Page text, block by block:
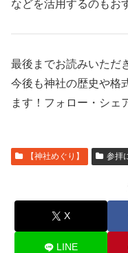
などを活用するのもお
最後までお読みいただ
今後も神社の歴史や格
ます！フォロー・シェ
【神社めぐり】 参拝
X
LINE